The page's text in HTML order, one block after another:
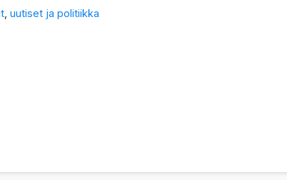
,uutiset ja politiikka